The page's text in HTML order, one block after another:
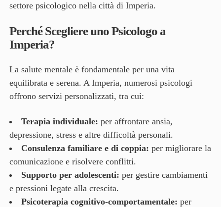
settore psicologico nella città di Imperia.
Perché Scegliere uno Psicologo a
Imperia?
La salute mentale è fondamentale per una vita
equilibrata e serena. A Imperia, numerosi psicologi
offrono servizi personalizzati, tra cui:
Terapia individuale: per affrontare ansia,
depressione, stress e altre difficoltà personali.
Consulenza familiare e di coppia: per migliorare la
comunicazione e risolvere conflitti.
Supporto per adolescenti: per gestire cambiamenti
e pressioni legate alla crescita.
Psicoterapia cognitivo-comportamentale: per